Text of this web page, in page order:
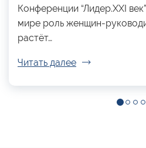
Конференции “Лидер.XXI
мире роль женщин-
растёт…
Читать далее